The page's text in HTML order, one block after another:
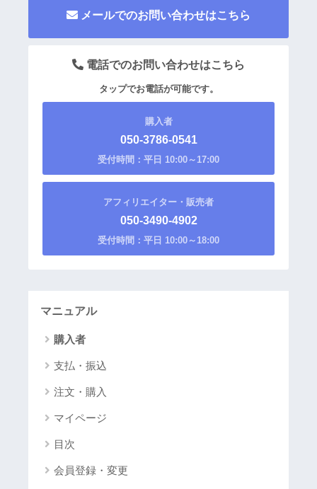
メールでのお問い合わせはこちら
電話でのお問い合わせはこちら
タップでお電話が可能です。
購入者
050-3786-0541
受付時間：平日 10:00～17:00
アフィリエイター・販売者
050-3490-4902
受付時間：平日 10:00～18:00
マニュアル
購入者
支払・振込
注文・購入
マイページ
目次
会員登録・変更